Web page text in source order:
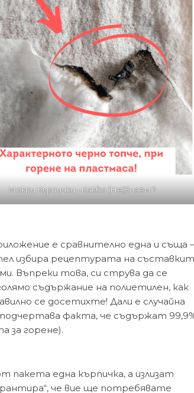
Мокри Кърпички - Какво (Не)Знаем ?
е сравнително една и съща –
избира рецептурата на
Въпреки това, си струва да се
съдържание на полиетилен, как
се досетихте! Дали е случайна
факта, че съдържат
за горене).
пакета една кърпичка, а излизат
че вие ще потребявате